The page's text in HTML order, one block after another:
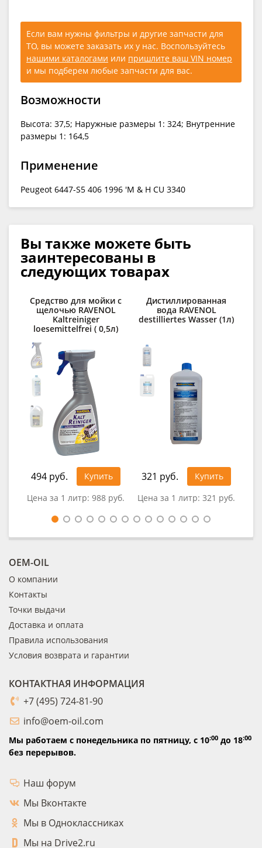
Если вам нужны фильтры и другие запчасти для
ТО, вы можете заказать их у нас. Воспользуйтесь
нашими каталогами или пришлите ваш VIN номер
и мы подберем любые запчасти для вас.
Возможности
Высота: 37,5; Наружные размеры 1: 324; Внутренние
размеры 1: 164,5
Применение
Peugeot 6447-S5 406 1996 'M & H CU 3340
Вы также можете быть
заинтересованы в
следующих товарах
Средство для мойки с
щелочью RAVENOL
Kaltreiniger
loesemittelfrei ( 0,5л)
494 руб.
Купить
Цена за 1 литр: 988 руб.
Дистиллированная
вода RAVENOL
destilliertes Wasser (1л)
321 руб.
Купить
Цена за 1 литр: 321 руб.
OEM-OIL
О компании
Контакты
Точки выдачи
Доставка и оплата
Правила использования
Условия возврата и гарантии
КОНТАКТНАЯ ИНФОРМАЦИЯ
+7 (495) 724-81-90
info@oem-oil.com
Мы работаем с понедельника по пятницу, с 10:00 до 18:00
без перерывов.
Наш форум
Мы Вконтакте
Мы в Одноклассниках
Мы на Drive2.ru